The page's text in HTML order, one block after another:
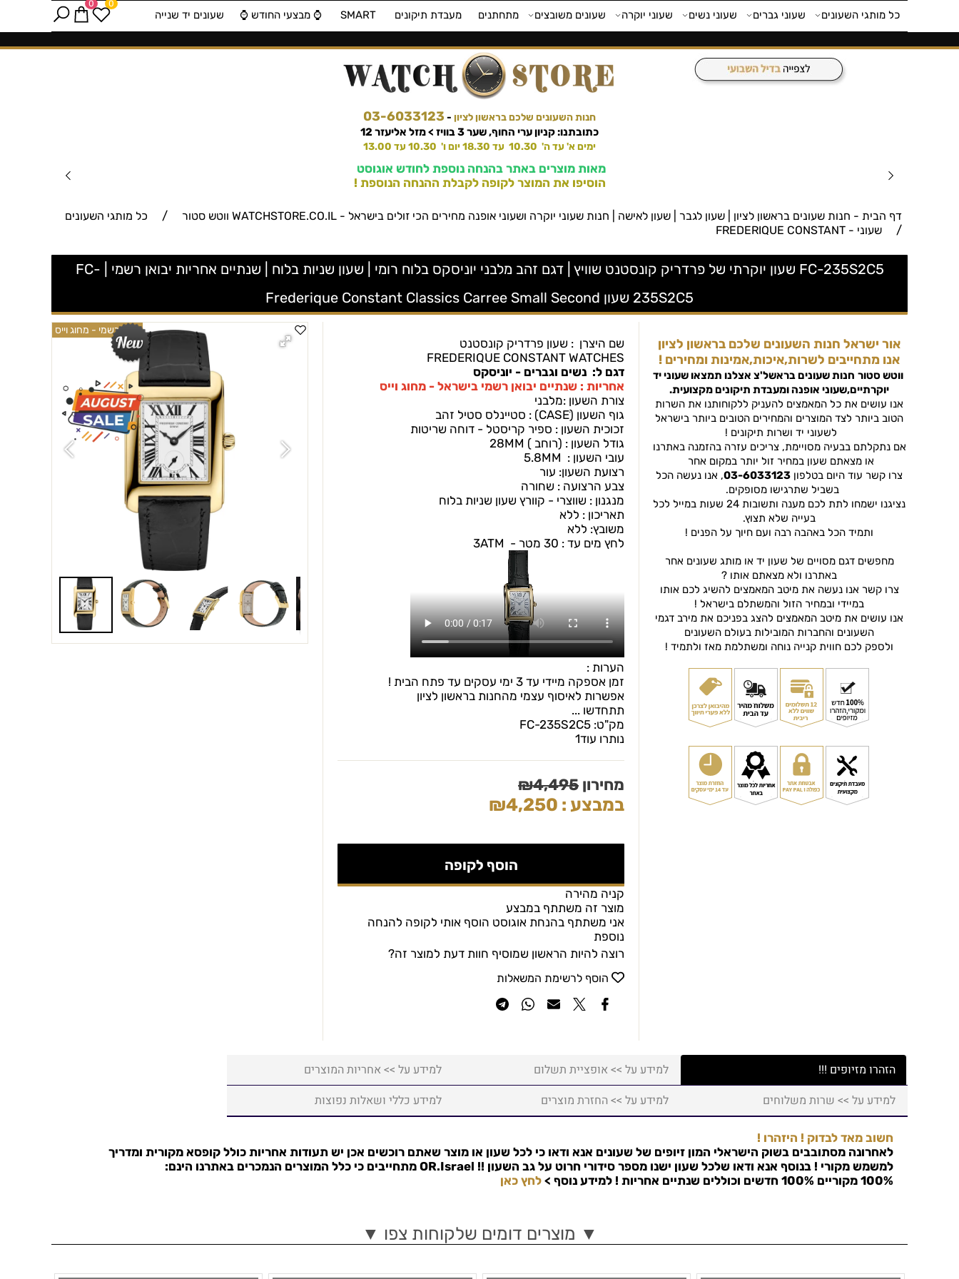
חנות השעונים שלכם בראשון לציון -
03-6033123
כתובתנו: קניון ערי החוף, שער 3 בוויז > מזל אליעזר 12
ימים א' עד ה' 10.30 עד 18.30 יום ו' 10.30 עד 13.00
מאות מוצרים באתר בהנחה נוספת לחודש אוגוסט
הוסיפו את המוצר לקופה לקבלת ההנחה הנוספת !
0 0
כל מותגי השעונים שעוני גברים שעוני נשים שעוני יוקרה שעונים משובצים מתחתנים מעבדת תיקונים SMART ⌚️ מבצעי החודש ⌚️ שעונים יד שנייה
דף הבית - חנות שעונים בראשון לציון | שעון לגבר | שעון לאישה | חנות שעוני יוקרה ושעוני אופנה מחירים הכי זולים בישראל - WATCHSTORE.CO.IL ווטש סטור / כל מותגי השעונים
/ שעוני - FREDERIQUE CONSTANT
FC-235S2C5 שעון יוקרתי של פרדריק קונסטנט שוויץ | דגם זהב מלבני יוניסקס בלוח רומי | שעון שניות בלוח | שנתיים אחריות יבואן רשמי | FC-
235S2C5 שעון Frederique Constant Classics Carree Small Second
יבואן רשמי - מחוג וייס
שם היצרן : שעון פרדריק קונסטנט
FREDERIQUE CONSTANT WATCHES
דגם ל: נשים וגברים - יוניסקס
אחריות : שנתיים יבואן רשמי בישראל - מחוג וייס
צורת השעון :מלבני
גוף השעון (CASEׂ) : סטיינלס סטיל זהב
זכוכית השעון : ספיר קריסטל - דוחה שריטות
גודל השעון : (רוחב ) 28MM
עובי השעון : 5.8MM
רצועת השעון: עור
צבע הרצועה : שחורה
מנגנון : שווצרי - קוורץ שעון שניות בלוח
תאריכון : ללא
משובץ: ללא
לחץ מים עד : 30 מטר - 3ATM
הערות :
זמן אספקה מיידי עד 3 ימי עסקים עד פתח הבית !
אפשרות לאיסוף עצמי מהחנות בראשון לציון
תתחדשו ...
מק"ט: FC-235S2C5
נותרו עוד1
מחירון ₪4,495
במבצע : ₪4,250
הוסף לקופה
קניה מהירה
מוצר זה משתתף במבצע
אני משתתף בהנחת אוגוסט הוסף אותי לקופה להנחה
נוספת
רוצה להיות הראשון שמוסיף חוות דעת למוצר זה?
הוסף לרשימת המשאלות
אור ישראל חנות השעונים שלכם בראשון לציון
אנו מתחייבים לשרות,איכות,אמינות ומחירים !
ווטש סטור חנות שעונים בראשל'צ אצלנו תמצאו שעוני יד
יוקרתיים,שעוני אופנה ומעבדת תיקונים מקצועית.
אנו עושים את כל המאמצים להעניק ללקוחותנו את השרות
הטוב ביותר לצד המוצרים והמחירים הטובים ביותר בישראל
לשעוני יד ושרות תיקונים !
אם נתקלתם בבעיה מסויימת, צריכים עזרה בהזמנה באתרנו
או מצאתם שעון במחיר זול יותר במקום אחר
צרו קשר עוד היום בטלפון 03-6033123, אנו נעשה הכל
בשביל שתרגישו מסופקים.
נציגנו ישמחו לתת לכם מענה ותשובות 24 שעות במייל לכל
בעייה שלא תצוץ.
ותמיד הכל באהבה רבה ועם חיוך על הפנים !
מחפשים דגם מסויים של שעון יד או מותג שעונים אחר
באתרנו ולא מצאתם אותו ?
צרו קשר אנו נעשה את מיטב המאמצים להשיג לכם אותו
במיידי ובמחיר הזול והמשתלם בישראל !
אנו עושים את מיטב המאמצים להצג בפניכם את מירב דגמי
השעונים והחברות המובילות בעולם השעונים
ולספק לכם חווית קנייה נוחה ומשתלמת מאז ולתמיד !
הזהרו מזיופים !!! למידע על >> אופציית תשלום
למידע על >> אחריות המוצרים
למידע על >> שרות משלוחים
למידע על >> החזרת מוצרים למידע כללי ושאלות נפוצות
חשוב מאד לבדוק ! היזהרו !
לאחרונה מסתובבים בשוק הישראלי המון זיופים של שעונים אנא ודאו כי לכל שעון או מוצר שאתם רוכשים אכן יש תעודות אחריות כולל קופסא מקורית ומדריך
למשמש מקורי ! בנוסף אנא ודאו שלכל שעון ישנו מספר סידורי חרוט על גב השעון !! OR.Israel מתחייבים כי כלל המוצרים הנמכרים באתרנו הינם:
100% מקוריים 100% חדשים וכוללים שנתיים אחריות !
למידע נוסף > לחץ כאן
▼ מוצרים דומים שלקוחות צפו ▼